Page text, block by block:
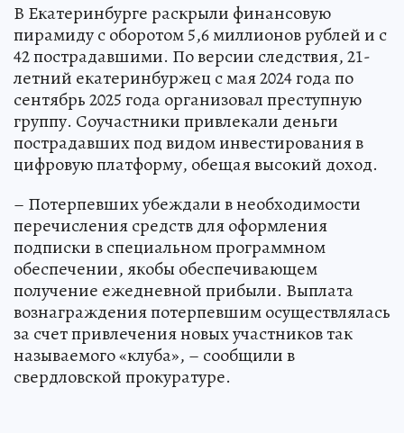
В Екатеринбурге раскрыли финансовую
пирамиду с оборотом 5,6 миллионов рублей и с
42 пострадавшими. По версии следствия, 21-
летний екатеринбуржец с мая 2024 года по
сентябрь 2025 года организовал преступную
группу. Соучастники привлекали деньги
пострадавших под видом инвестирования в
цифровую платформу, обещая высокий доход.
– Потерпевших убеждали в необходимости
перечисления средств для оформления
подписки в специальном программном
обеспечении, якобы обеспечивающем
получение ежедневной прибыли. Выплата
вознаграждения потерпевшим осуществлялась
за счет привлечения новых участников так
называемого «клуба», – сообщили в
свердловской прокуратуре.